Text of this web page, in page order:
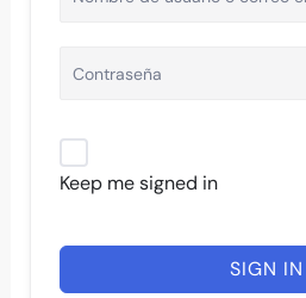
Keep me signed in
SIGN IN